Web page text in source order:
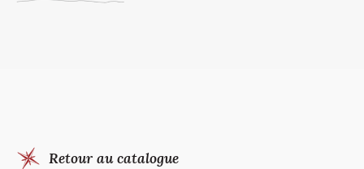
Retour au catalogue